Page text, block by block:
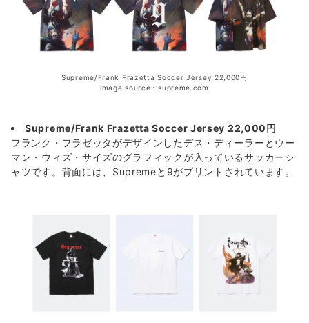
Supreme/Frank Frazetta Soccer Jersey 22,000円
image source：supreme.com
Supreme/Frank Frazetta Soccer Jersey 22,000円
フランク・フラゼッタがデザインしたデス・ディーラーとウー
マン・ウィズ・サイズのグラフィックが入っているサッカーシ
ャツです。背面には、Supremeと9がプリントされています。